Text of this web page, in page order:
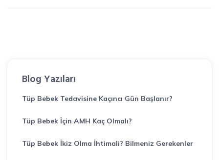
Blog Yazıları
Tüp Bebek Tedavisine Kaçıncı Gün Başlanır?
Tüp Bebek İçin AMH Kaç Olmalı?
Tüp Bebek İkiz Olma İhtimali? Bilmeniz Gerekenler